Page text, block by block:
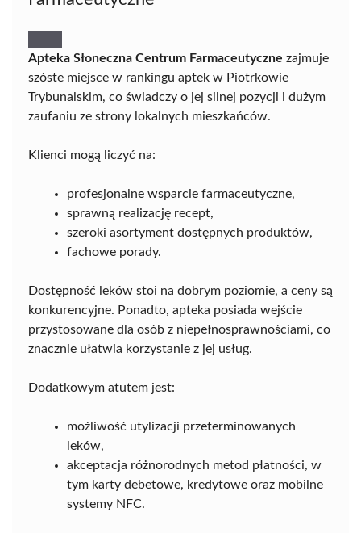
Apteka Słoneczna Centrum Farmaceutyczne zajmuje
szóste miejsce w rankingu aptek w Piotrkowie
Trybunalskim, co świadczy o jej silnej pozycji i dużym
zaufaniu ze strony lokalnych mieszkańców.
Klienci mogą liczyć na:
profesjonalne wsparcie farmaceutyczne,
sprawną realizację recept,
szeroki asortyment dostępnych produktów,
fachowe porady.
Dostępność leków stoi na dobrym poziomie, a ceny są
konkurencyjne. Ponadto, apteka posiada wejście
przystosowane dla osób z niepełnosprawnościami, co
znacznie ułatwia korzystanie z jej usług.
Dodatkowym atutem jest:
możliwość utylizacji przeterminowanych
leków,
akceptacja różnorodnych metod płatności, w
tym karty debetowe, kredytowe oraz mobilne
systemy NFC.